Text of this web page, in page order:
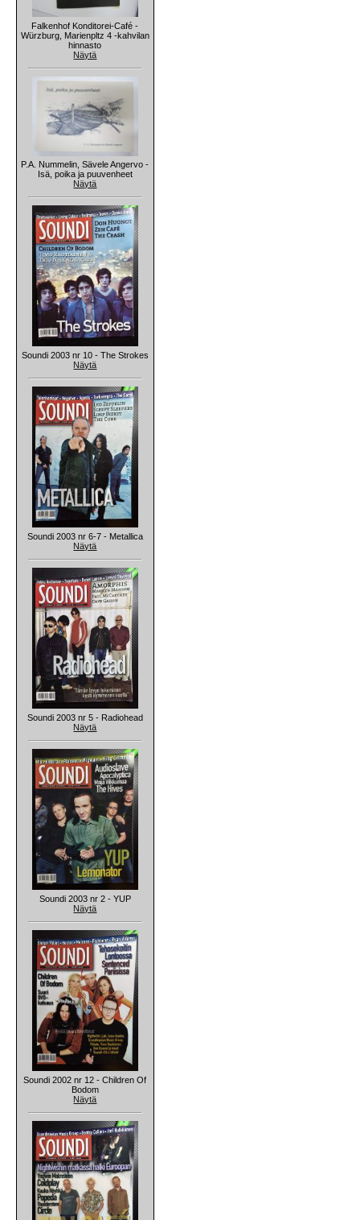
Falkenhof Konditorei-Café -
Würzburg, Marienpltz 4 -kahvilan
hinnasto
Näytä
P.A. Nummelin, Sävele Angervo -
Isä, poika ja puuvenheet
Näytä
Soundi 2003 nr 10 - The Strokes
Näytä
Soundi 2003 nr 6-7 - Metallica
Näytä
Soundi 2003 nr 5 - Radiohead
Näytä
Soundi 2003 nr 2 - YUP
Näytä
Soundi 2002 nr 12 - Children Of
Bodom
Näytä